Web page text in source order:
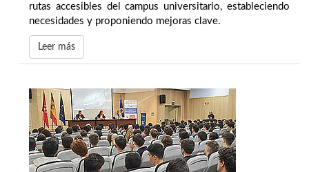
rutas accesibles del campus universitario, estableciendo
necesidades y proponiendo mejoras clave.
Leer más